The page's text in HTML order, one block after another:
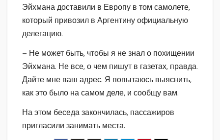
Эйхмана доставили в Европу в том самолете,
который привозил в Аргентину официальную
делегацию.
– Не может быть, чтобы я не знал о похищении
Эйхмана. Не все, о чем пишут в газетах, правда.
Дайте мне ваш адрес. Я попытаюсь выяснить,
как это было на самом деле, и сообщу вам.
На этом беседа закончилась, пассажиров
пригласили занимать места.